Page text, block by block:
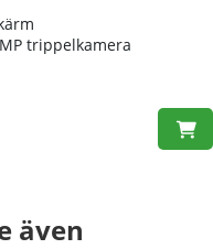
trippelkamera
även